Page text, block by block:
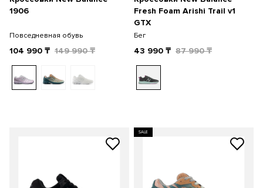
1906
Повседневная обувь
104 990 ₸ 149 990₸
Fresh Foam Arishi Trail v1
GTX
Бег
43 990 ₸ 87 990₸
SALE